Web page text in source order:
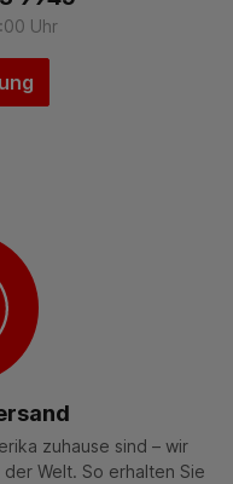
Uhr
zuhause sind – wir
Welt. So erhalten Sie